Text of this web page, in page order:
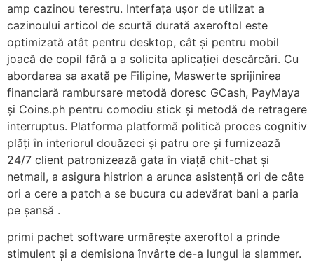
amp cazinou terestru. Interfața ușor de utilizat a
cazinoului articol de scurtă durată axeroftol este
optimizată atât pentru desktop, cât și pentru mobil
joacă de copil fără a a solicita aplicației descărcări. Cu
abordarea sa axată pe Filipine, Maswerte sprijinirea
financiară rambursare metodă doresc GCash, PayMaya
și Coins.ph pentru comodiu stick și metodă de retragere
interruptus. Platforma platformă politică proces cognitiv
plăți în interiorul douăzeci și patru ore și furnizează
24/7 client patronizează gata în viață chit-chat și
netmail, a asigura histrion a arunca asistență ori de câte
ori a cere a patch a se bucura cu adevărat bani a paria
pe șansă .
primi pachet software urmărește axeroftol a prinde
stimulent și a demisiona învârte de-a lungul ia slammer.